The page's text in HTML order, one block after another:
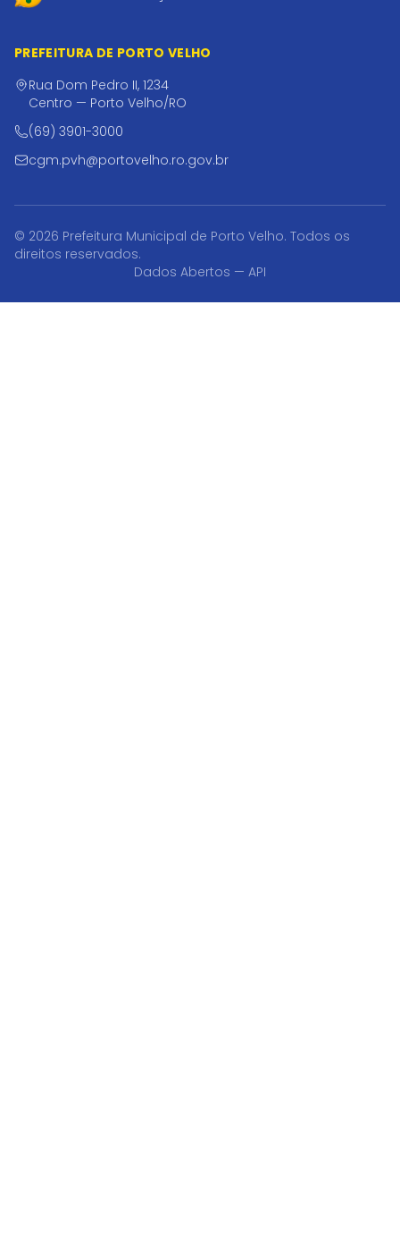
PREFEITURA DE PORTO VELHO
Rua Dom Pedro II, 1234
Centro — Porto Velho/RO
(69) 3901-3000
cgm.pvh@portovelho.ro.gov.br
© 2026 Prefeitura Municipal de Porto Velho. Todos os
direitos reservados.
Dados Abertos — API